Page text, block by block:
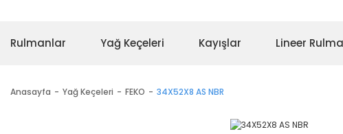
Rulmanlar Yağ Keçeleri Kayışlar Lineer
Anasayfa Yağ Keçeleri FEKO 34X52X8 AS NBR